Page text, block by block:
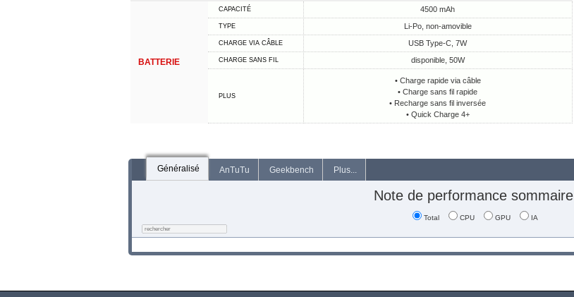
BATTERIE
CAPACITÉ 4500 mAh
TYPE Li-Po, non-amovible
CHARGE VIA CÂBLE USB Type-C, 7W
CHARGE SANS FIL disponible, 50W
PLUS
• Charge rapide via câble
• Charge sans fil rapide
• Recharge sans fil inversée
• Quick Charge 4+
Généralisé AnTuTu Geekbench Plus...
Note de performance sommaire
Total CPU GPU IA